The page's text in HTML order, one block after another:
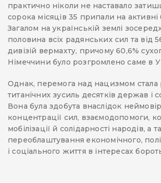
практично ніколи не наставало
сорока місяців 35 припали на активні
Загалом на українській землі
половина всіх радянських сил та від
дивізій вермахту, причому 60,6%
Німеччини було розгромлено саме в
Однак, перемога над нацизмом стала
титанічних зусиль десятків держав і
Вона була здобута внаслідок
концентрації сил, взаємодопомоги,
мобілізації й солідарності народів, а
переоблаштування економічного,
і соціального життя в інтересах